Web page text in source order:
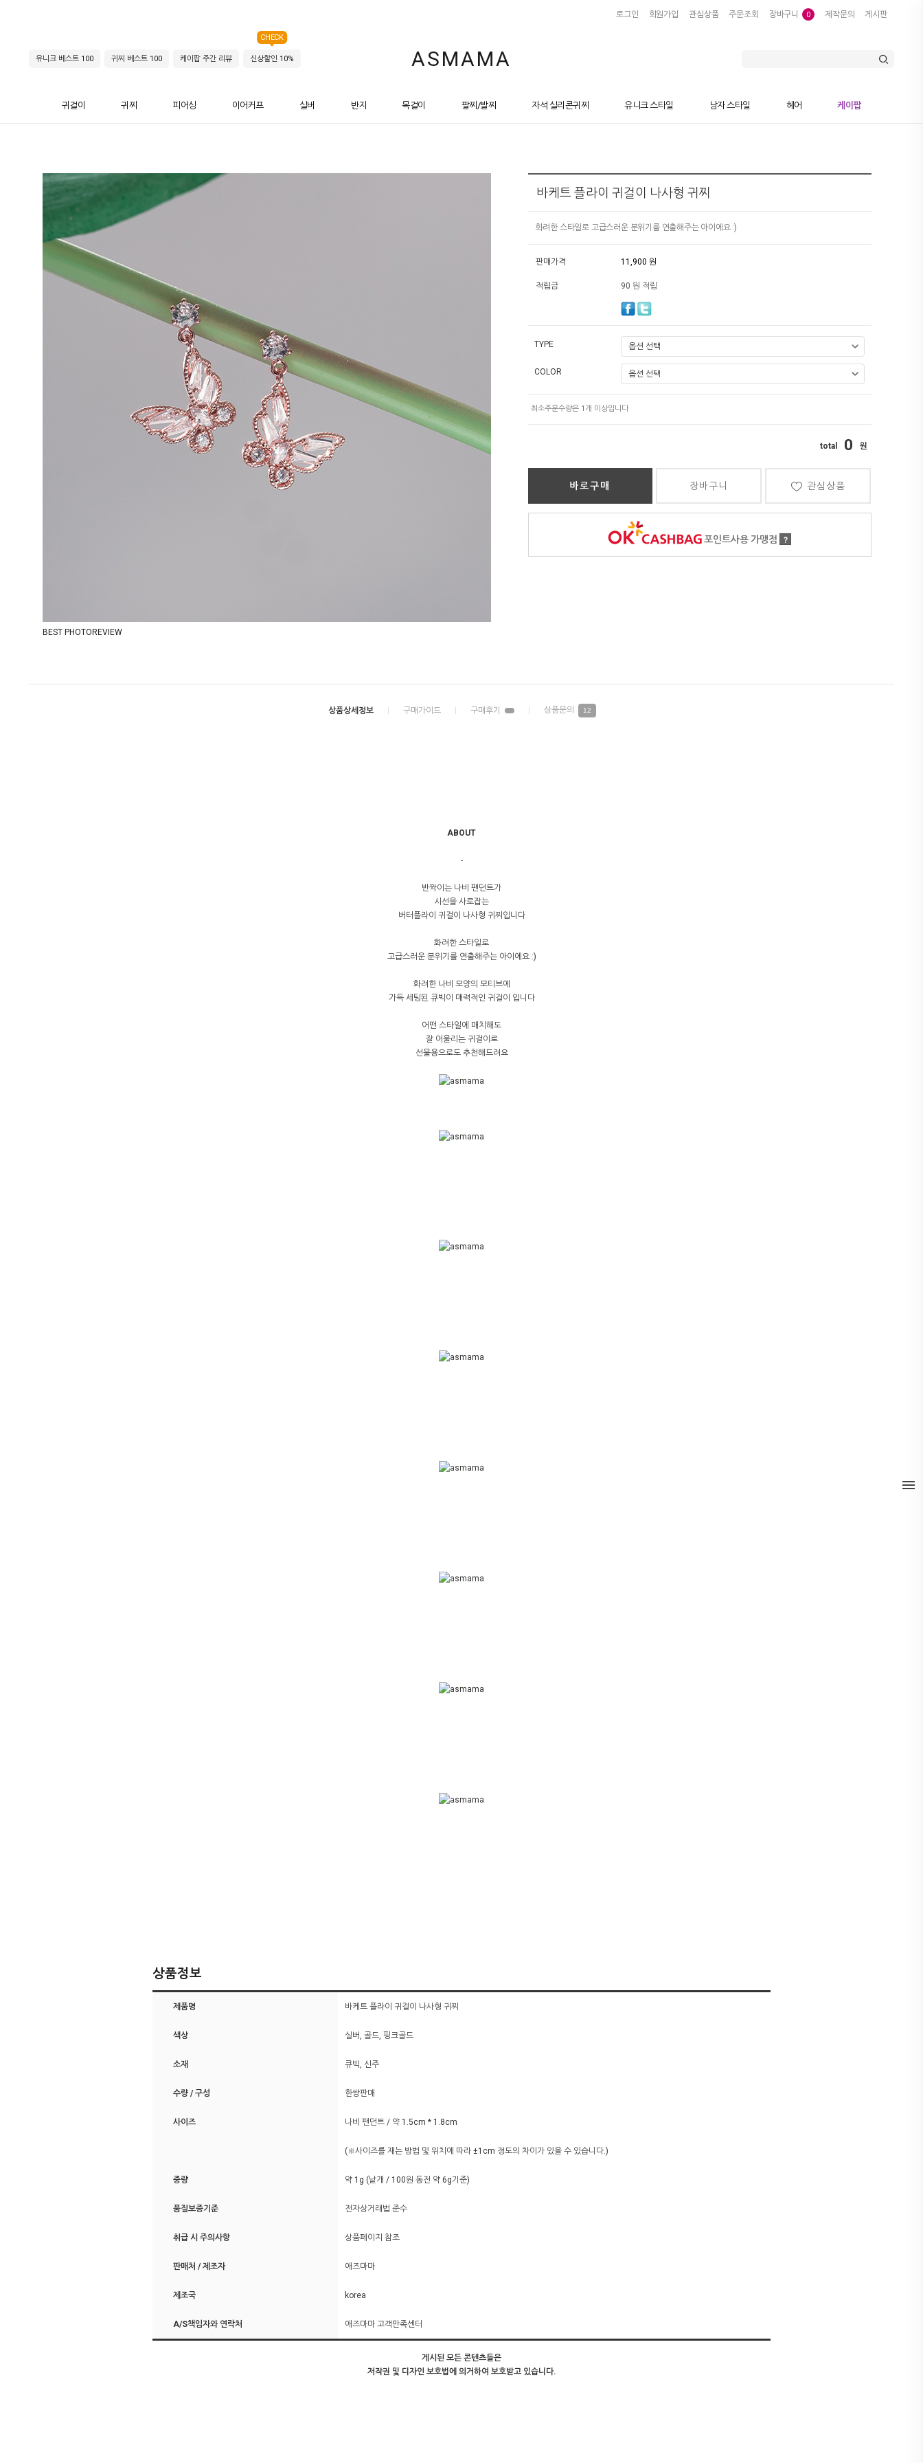
로그인 회원가입 관심상품 주문조회 장바구니 0 제작문의 게시판
ASMAMA
유니크 베스트 100 귀찌 베스트 100 케이팝 주간 리뷰 신상할인 10%
CHECK
귀걸이 귀찌 피어싱 이어커프 실버 반지 목걸이 팔찌/발찌 자석 실리콘귀찌 유니크 스타일 남자 스타일 헤어 케이팝
BEST PHOTOREVIEW
바케트 플라이 귀걸이 나사형 귀찌
화려한 스타일로 고급스러운 분위기를 연출해주는 아이에요 :)
판매가격 11,900 원
적립금 90 원 적립
TYPE
COLOR
0
바로구매 장바구니 관심상품
포인트사용 가맹점 ?
12
ABOUT
-
반짝이는 나비 팬던트가
시선을 사로잡는
버터플라이 귀걸이 나사형 귀찌입니다
화려한 스타일로
고급스러운 분위기를 연출해주는 아이에요 :)
화려한 나비 모양의 모티브에
가득 세팅된 큐빅이 매력적인 귀걸이 입니다
어떤 스타일에 매치해도
잘 어울리는 귀걸이로
선물용으로도 추천해드려요
상품정보
제품명 바케트 플라이 귀걸이 나사형 귀찌
색상 실버, 골드, 핑크골드
소재 큐빅, 신주
수량 / 구성 한쌍판매
사이즈 나비 팬던트 / 약 1.5cm * 1.8cm
(※사이즈를 재는 방법 및 위치에 따라 ±1cm 정도의 차이가 있을 수 있습니다.)
중량 약 1g (낱개 / 100원 동전 약 6g기준)
품질보증기준 전자상거래법 준수
취급 시 주의사항 상품페이지 참조
판매처 / 제조자 애즈마마
제조국 korea
A/S책임자와 연락처 애즈마마 고객만족센터
게시된 모든 콘텐츠들은
저작권 및 디자인 보호법에 의거하여 보호받고 있습니다.